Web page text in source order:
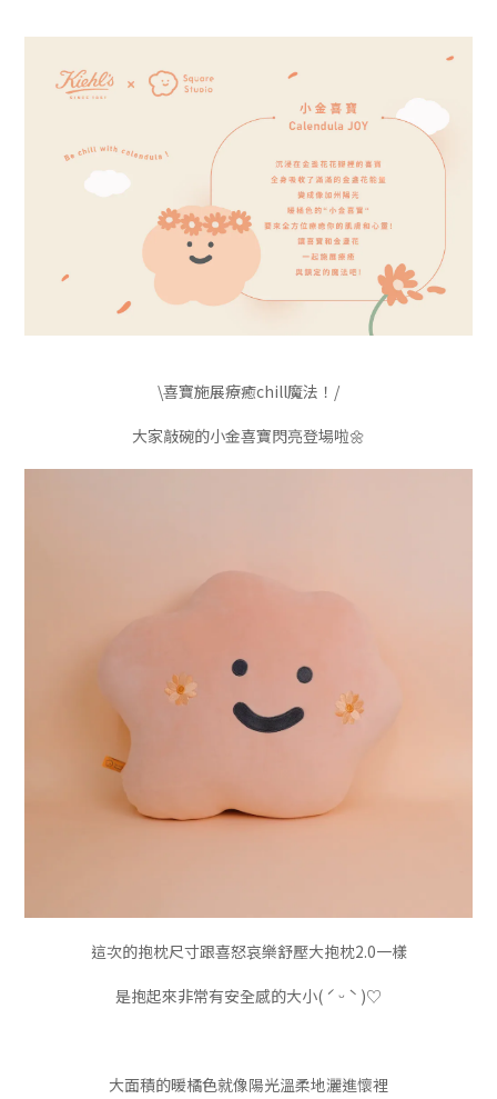
\喜寶施展療癒chill魔法！/
大家敲碗的小金喜寶閃亮登場啦🌼
這次的抱枕尺寸跟喜怒哀樂舒壓大抱枕2.0一樣
是抱起來非常有安全感的大小( ˊ ᵕ ˋ )♡
大面積的暖橘色就像陽光溫柔地灑進懷裡